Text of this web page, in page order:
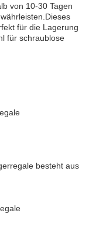
von 10-30 Tagen
für die Lagerung
für schraublose
besteht aus